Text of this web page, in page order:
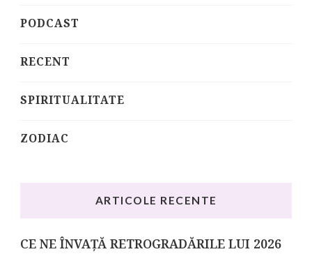
PODCAST
RECENT
SPIRITUALITATE
ZODIAC
ARTICOLE RECENTE
CE NE ÎNVAȚĂ RETROGRADĂRILE LUI 2026